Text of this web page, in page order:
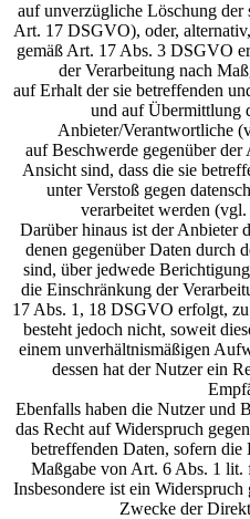
auf unverzügliche Löschung der
Art. 17 DSGVO), oder,
gemäß Art. 17 Abs. 3 DSGVO
der Verarbeitung nach
auf Erhalt der sie betreffenden
und auf Übermittlung
Anbieter/Verantwortliche
auf Beschwerde gegenüber
Ansicht sind, dass die sie
unter Verstoß gegen
verarbeitet werden
Darüber hinaus ist der Anbieter
denen gegenüber Daten durch
sind, über jedwede
die Einschränkung der
17 Abs. 1, 18 DSGVO erfolgt,
besteht jedoch nicht, soweit
einem unverhältnismäßigen
dessen hat der Nutzer ein
Ebenfalls haben die Nutzer und
das Recht auf Widerspruch
betreffenden Daten, sofern
Maßgabe von Art. 6 Abs. 1
Insbesondere ist ein
Zwecke der